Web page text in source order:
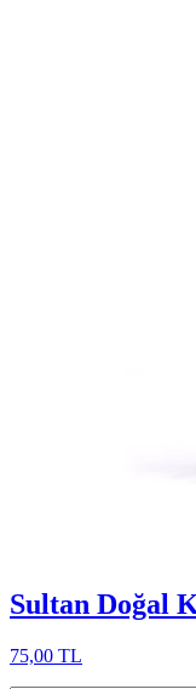
Sultan Doğal
75,00 TL